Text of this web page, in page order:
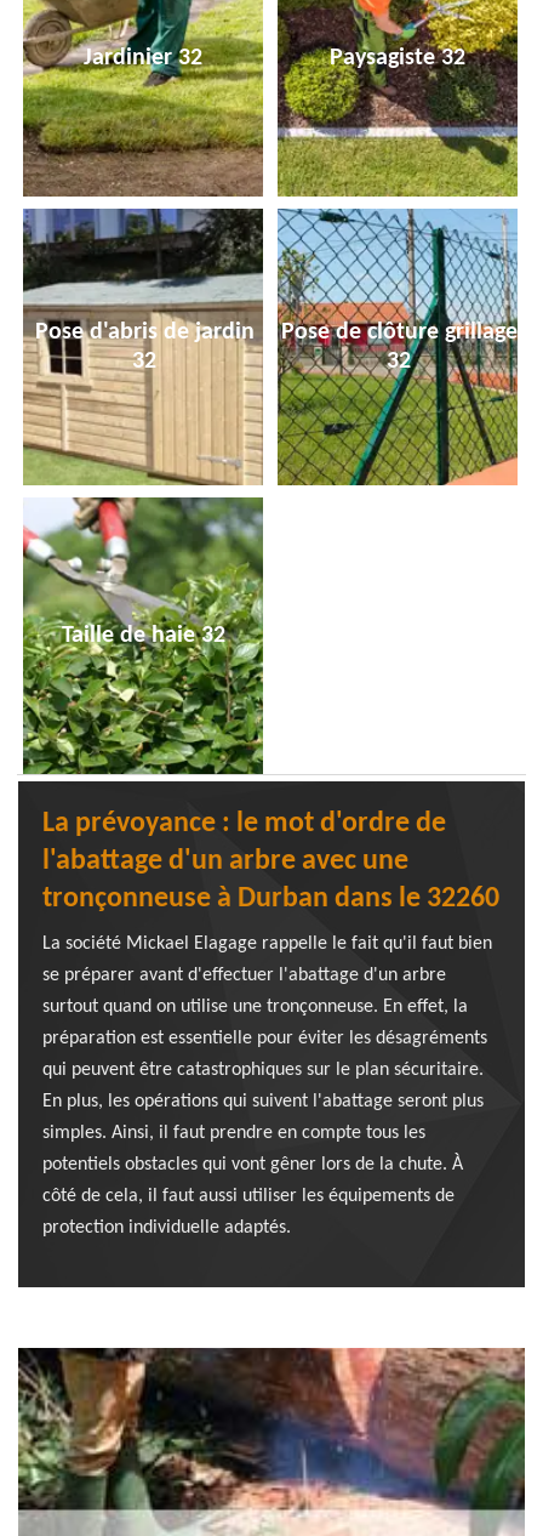
Jardinier 32 Paysagiste 32
Pose d'abris de jardin
32
Pose de clôture grillage
32
Taille de haie 32
La prévoyance : le mot d'ordre de
l'abattage d'un arbre avec une
tronçonneuse à Durban dans le 32260
La société Mickael Elagage rappelle le fait qu'il faut bien
se préparer avant d'effectuer l'abattage d'un arbre
surtout quand on utilise une tronçonneuse. En effet, la
préparation est essentielle pour éviter les désagréments
qui peuvent être catastrophiques sur le plan sécuritaire.
En plus, les opérations qui suivent l'abattage seront plus
simples. Ainsi, il faut prendre en compte tous les
potentiels obstacles qui vont gêner lors de la chute. À
côté de cela, il faut aussi utiliser les équipements de
protection individuelle adaptés.